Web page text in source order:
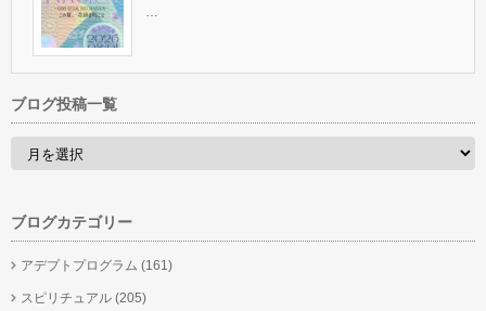
…
ブログ投稿一覧
ブログカテゴリー
アデプトプログラム (161)
スピリチュアル (205)